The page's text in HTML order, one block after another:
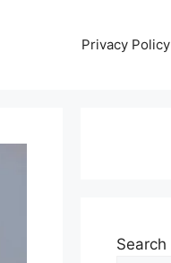
Privacy Policy
Search